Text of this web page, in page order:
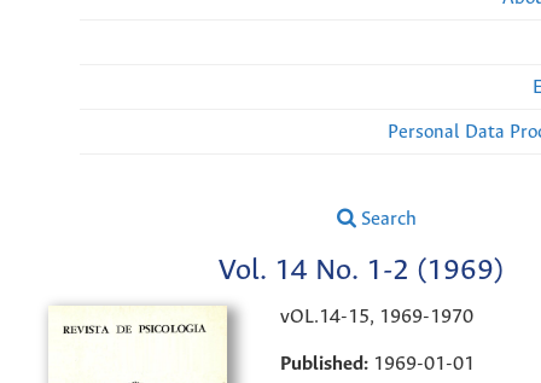
Personal Data
Search
Vol. 14 No. 1-2 (1969)
vOL.14-15, 1969-1970
Published: 1969-01-01